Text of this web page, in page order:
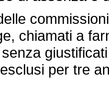
chiamati a
per tre